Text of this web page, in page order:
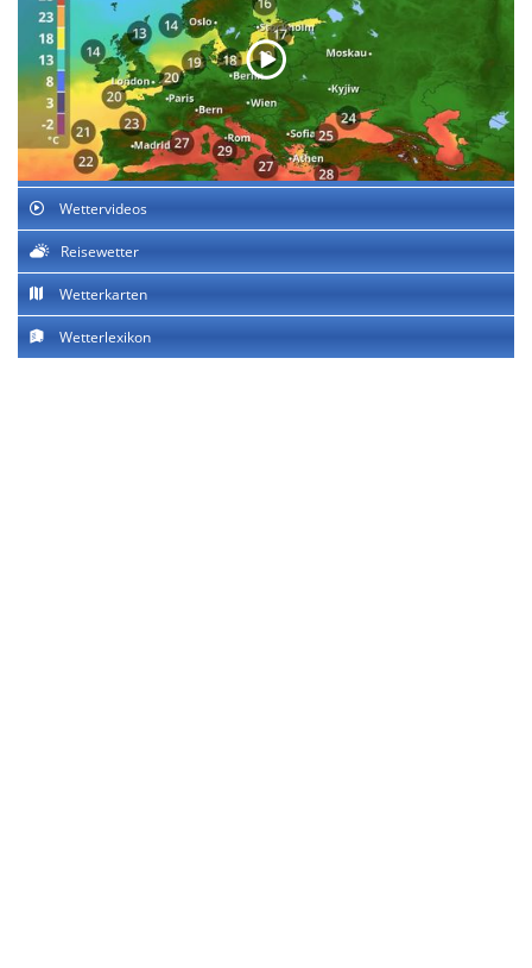
Wettervideos
Reisewetter
Wetterkarten
Wetterlexikon